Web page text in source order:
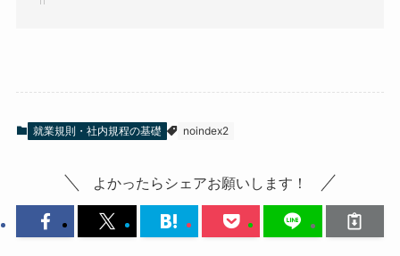
就業規則・社内規程の基礎 noindex2
よかったらシェアお願いします！